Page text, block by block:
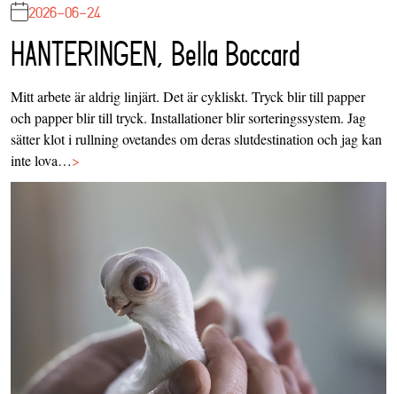
2026-06-24
HANTERINGEN, Bella Boccard
Mitt arbete är aldrig linjärt. Det är cykliskt. Tryck blir till papper
och papper blir till tryck. Installationer blir sorteringssystem. Jag
sätter klot i rullning ovetandes om deras slutdestination och jag kan
inte lova…>